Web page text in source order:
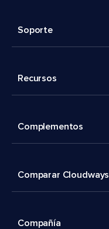
Soporte
Recursos
Complementos
Comparar Cloudways
Compañía